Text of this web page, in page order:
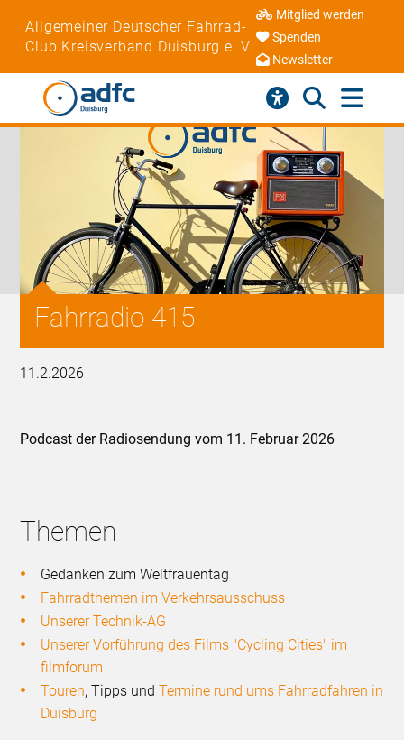
Allgemeiner Deutscher Fahrrad-
Club Kreisverband Duisburg e. V.
Mitglied werden
Spenden
Newsletter
Fahrradio 415
11.2.2026
Podcast der Radiosendung vom 11. Februar 2026
Themen
Gedanken zum Weltfrauentag
Fahrradthemen im Verkehrsausschuss
Unserer Technik-AG
Unserer Vorführung des Films "Cycling Cities" im
filmforum
Touren, Tipps undTermine rund ums Fahrradfahren in
Duisburg